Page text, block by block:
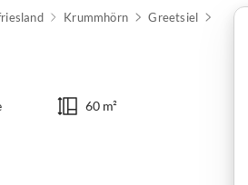
Krummhörn Greetsiel
60 m²